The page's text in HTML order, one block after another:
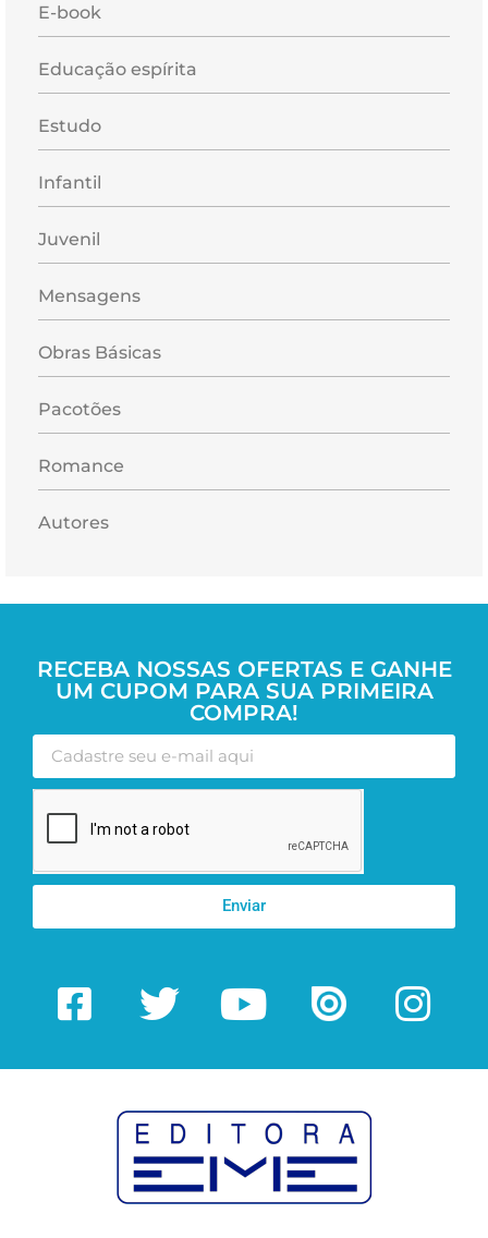
E-book
Educação espírita
Estudo
Infantil
Juvenil
Mensagens
Obras Básicas
Pacotões
Romance
Autores
RECEBA NOSSAS OFERTAS E GANHE
UM CUPOM PARA SUA PRIMEIRA
COMPRA!
Enviar